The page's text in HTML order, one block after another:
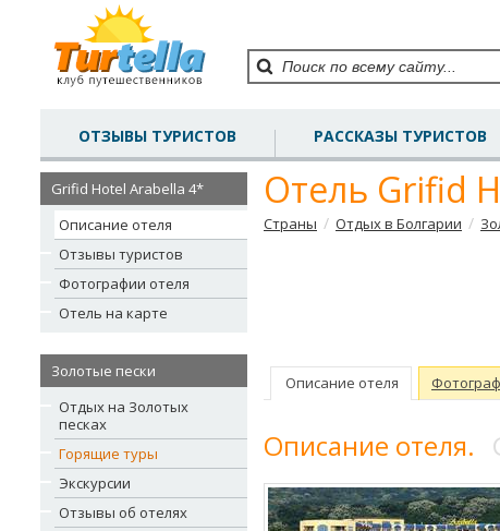
ОТЗЫВЫ ТУРИСТОВ РАССКАЗЫ ТУРИСТОВ
Grifid Hotel Arabella 4*
Описание отеля
Отзывы туристов
Фотографии отеля
Отель на карте
Золотые пески
Отдых на Золотых
песках
Горящие туры
Экскурсии
Отзывы об отелях
Отель Grifid
Страны / Отдых в Болгарии /
Описание отеля
Описание отеля.